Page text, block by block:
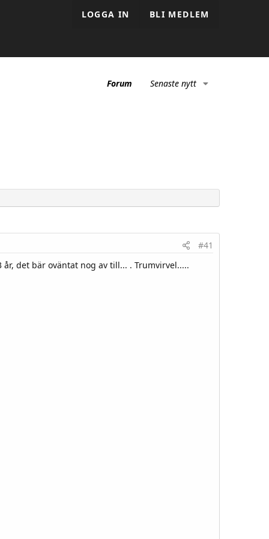
LOGGA IN BLI MEDLEM
Forum Senaste nytt
#41
det bär oväntat nog av till... . Trumvirvel.....